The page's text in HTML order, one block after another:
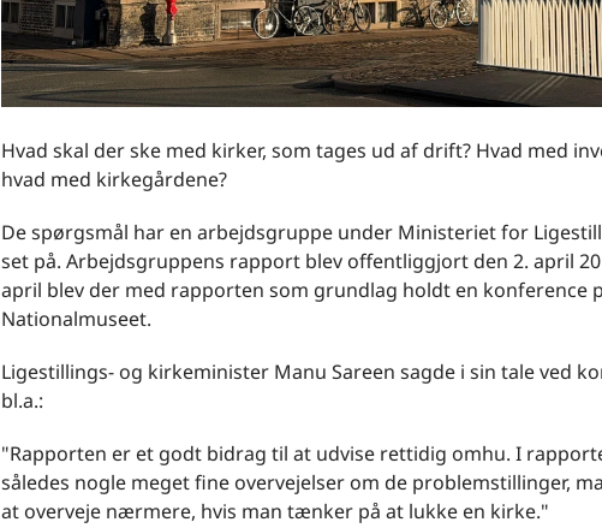
Hvad skal der ske med kirker, som tages ud af drift? Hvad med
hvad med kirkegårdene?
De spørgsmål har en arbejdsgruppe under Ministeriet for
set på. Arbejdsgruppens rapport blev offentliggjort den 2. april
april blev der med rapporten som grundlag holdt en konference
Nationalmuseet.
Ligestillings- og kirkeminister Manu Sareen sagde i sin tale ved
bl.a.:
"Rapporten er et godt bidrag til at udvise rettidig omhu. I
således nogle meget fine overvejelser om de problemstillinger,
at overveje nærmere, hvis man tænker på at lukke en kirke."